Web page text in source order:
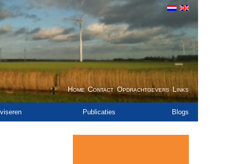
Publicaties Blogs
Home Contact Opdrachtgevers Links